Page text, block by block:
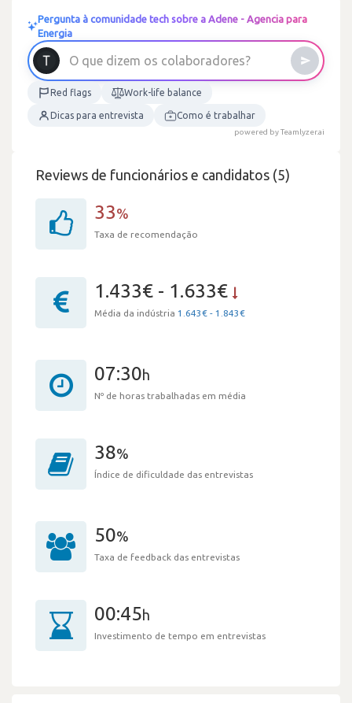
Pergunta à comunidade tech sobre a Adene - Agencia para
Energia
O que d izem os colaborad ores?
Red flags Work-life balance
Dicas para entrevista Como é trabalhar
powered by Teamlyzer.ai
Reviews de funcionários e candidatos (5)
33%
Taxa de recomendação
1.433€ - 1.633€
Média da indústria 1.643€ - 1.843€
07:30h
Nº de horas trabalhadas em média
38%
Índice de dificuldade das entrevistas
50%
Taxa de feedback das entrevistas
00:45h
Investimento de tempo em entrevistas